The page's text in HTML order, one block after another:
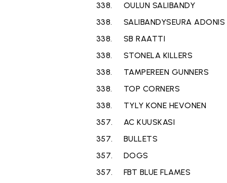
338.
OULUN SALIBANDY
338.
SALIBANDYSEURA ADONIS
338.
SB RAATTI
338.
STONELA KILLERS
338.
TAMPEREEN GUNNERS
338.
TOP CORNERS
338.
TYLY KONE HEVONEN
357.
AC KUUSKASI
357.
BULLETS
357.
DOGS
357.
FBT BLUE FLAMES